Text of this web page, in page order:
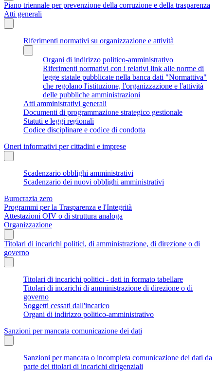
Piano triennale per prevenzione della corruzione e della trasparenza
Atti generali
Riferimenti normativi su organizzazione e attività
Organi di indirizzo politico-amministrativo
Riferimenti normativi con i relativi link alle norme di
legge statale pubblicate nella banca dati "Normattiva"
che regolano l'istituzione, l'organizzazione e l'attività
delle pubbliche amministrazioni
Atti amministrativi generali
Documenti di programmazione strategico gestionale
Statuti e leggi regionali
Codice disciplinare e codice di condotta
Oneri informativi per cittadini e imprese
Scadenzario obblighi amministrativi
Scadenzario dei nuovi obblighi amministrativi
Burocrazia zero
Programmi per la Trasparenza e l'Integrità
Attestazioni OIV o di struttura analoga
Organizzazione
Titolari di incarichi politici, di amministrazione, di direzione o di
governo
Titolari di incarichi politici - dati in formato tabellare
Titolari di incarichi di amministrazione di direzione o di
governo
Soggetti cessati dall'incarico
Organi di indirizzo politico-amministrativo
Sanzioni per mancata comunicazione dei dati
Sanzioni per mancata o incompleta comunicazione dei dati da
parte dei titolari di incarichi dirigenziali